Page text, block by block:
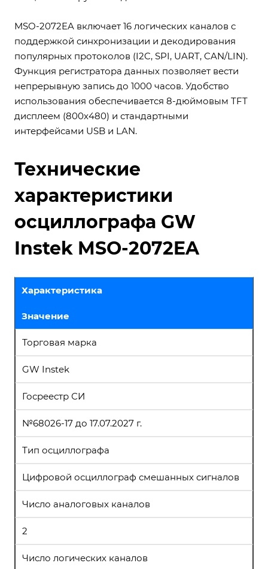
MSO-2072EA включает 16 логических каналов с
поддержкой синхронизации и декодирования
популярных протоколов (I2C, SPI, UART, CAN/LIN).
Функция регистратора данных позволяет вести
непрерывную запись до 1000 часов. Удобство
использования обеспечивается 8-дюймовым TFT
дисплеем (800х480) и стандартными
интерфейсами USB и LAN.
Технические
характеристики
осциллографа GW
Instek MSO-2072EA
Характеристика
Значение
Торговая марка
GW Instek
Госреестр СИ
№68026-17 до 17.07.2027 г.
Тип осциллографа
Цифровой осциллограф смешанных сигналов
Число аналоговых каналов
2
Число логических каналов